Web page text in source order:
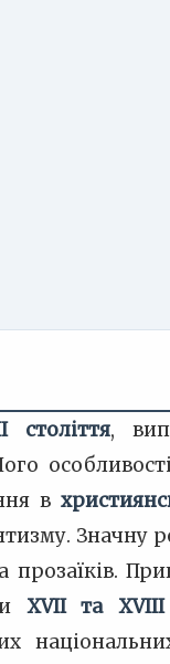
століття,
в
Значну
прозаїків.
XVII та XVIII